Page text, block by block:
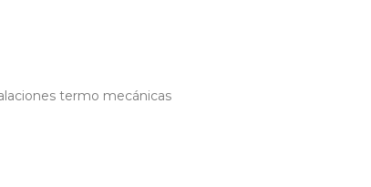
termo mecánicas